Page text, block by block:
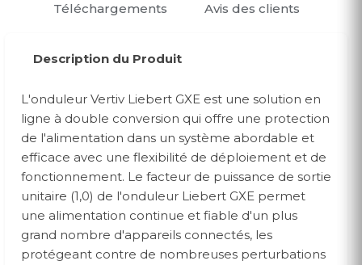
Téléchargements
Avis des clients
Description du Produit
L'onduleur Vertiv Liebert GXE est une solution en
ligne à double conversion qui offre une protection
de l'alimentation dans un système abordable et
efficace avec une flexibilité de déploiement et de
fonctionnement. Le facteur de puissance de sortie
unitaire (1,0) de l'onduleur Liebert GXE permet
une alimentation continue et fiable d'un plus
grand nombre d'appareils connectés, les
protégeant contre de nombreuses perturbations